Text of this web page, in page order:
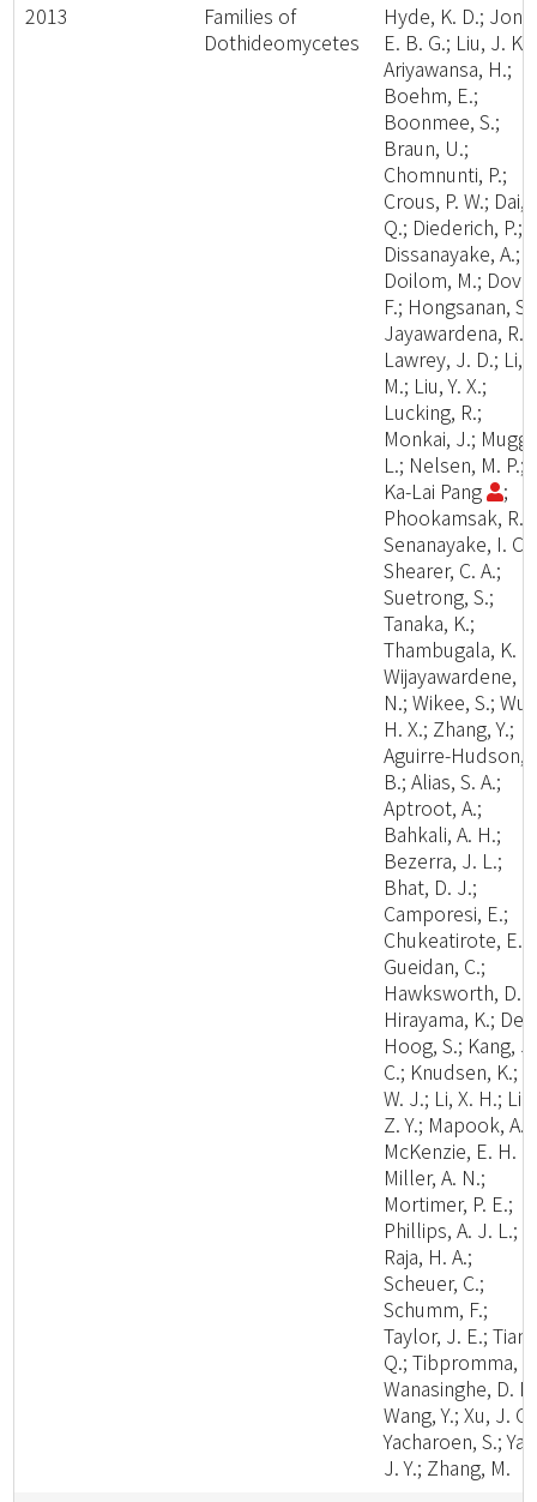
2013
Families of
Dothideomycetes
Hyde, K. D.;
E. B. G.; Liu, J. K.;
Ariyawansa, H.;
Boehm, E.;
Boonmee, S.;
Braun, U.;
Chomnunti, P.;
Crous, P. W.; Dai,
Q.; Diederich, P.;
Dissanayake, A.;
Doilom, M.;
F.; Hongsanan, S.;
Jayawardena, R.;
Lawrey, J. D.; Li,
M.; Liu, Y. X.;
Lucking, R.;
Monkai, J.;
L.; Nelsen, M. P.;
Ka-Lai Pang
;
Phookamsak, R.;
Senanayake, I. C.;
Shearer, C. A.;
Suetrong, S.;
Tanaka, K.;
Thambugala, K.
Wijayawardene,
N.; Wikee, S.; Wu,
H. X.; Zhang, Y.;
Aguirre-Hudson,
B.; Alias, S. A.;
Aptroot, A.;
Bahkali, A. H.;
Bezerra, J. L.;
Bhat, D. J.;
Camporesi, E.;
Chukeatirote, E.;
Gueidan, C.;
Hawksworth, D.
Hirayama, K.; De
Hoog, S.; Kang, J.
C.; Knudsen, K.;
W. J.; Li, X. H.; Liu,
Z. Y.; Mapook, A.;
McKenzie, E. H.
Miller, A. N.;
Mortimer, P. E.;
Phillips, A. J. L.;
Raja, H. A.;
Scheuer, C.;
Schumm, F.;
Taylor, J. E.; Tian,
Q.; Tibpromma,
Wanasinghe, D.
Wang, Y.; Xu, J. C.;
Yacharoen, S.;
J. Y.; Zhang, M.